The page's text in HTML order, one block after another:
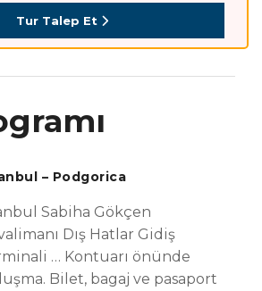
– Podgorica
Sabiha Gökçen
Dış Hatlar Gidiş
… Kontuarı önünde
Bilet, bagaj ve pasaport
Tur Talep Et